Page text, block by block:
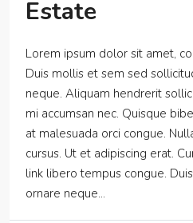
Estate
Lorem ipsum dolor sit amet,
Duis mollis et sem sed
neque. Aliquam hendrerit
mi accumsan nec. Quisque
at malesuada orci congue.
cursus. Ut et adipiscing erat.
link libero tempus congue.
ornare neque...